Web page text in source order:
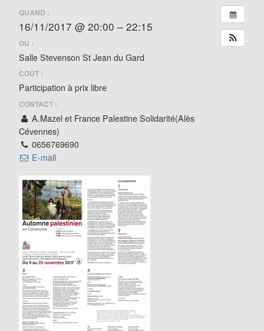
QUAND :
16/11/2017 @ 20:00 – 22:15
OÙ :
Salle Stevenson St Jean du Gard
COÛT :
Participation à prix libre
CONTACT :
A.Mazel et France Palestine Solidarité(Alès
Cévennes)
0656769690
E-mail